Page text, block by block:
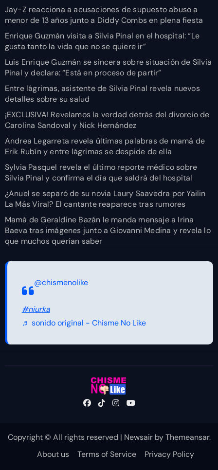
Jay-Z reacciona a acusaciones de supuesto abuso a
menor de 13 años junto a Diddy Combs en plena fiesta
Enrique Guzmán visita a Silvia Pinal en el hospital: “Le
gusta tanto la vida que no se quiere ir”
Luis Enrique Guzmán se sincera sobre situación de Silvia
Pinal y declara: “Está en proceso de partir”
Entre lágrimas, asistente de Silvia Pinal revela nuevos
detalles sobre su salud
¡EXCLUSIVA! Revelamos la verdad detrás del divorcio de
Carolina Sandoval y Nick Hernández
Andrea Legarreta revela últimas palabras de mamá de
Erik Rubín y entre lágrimas se despide de ella
Sylvia Pasquel revela el último reporte médico sobre
Silvia Pinal y confirma el día que saldrá del hospital
¿Anuel se separó de su novia Laury Saavedra por Yailin
La Más Viral? El cantante reaparece tras rumores
Mamá de Geraldine Bazán le manda mensaje a Irina
Baeva tras imágenes junto a Giovanni Medina y revela lo
que muchos querían saber
@chismenolike
#niurka
♬ sonido original - Chisme No Like
Copyright © All rights reserved | NewsairbyThemeansar.
About us
Terms of Service
Privacy Policy